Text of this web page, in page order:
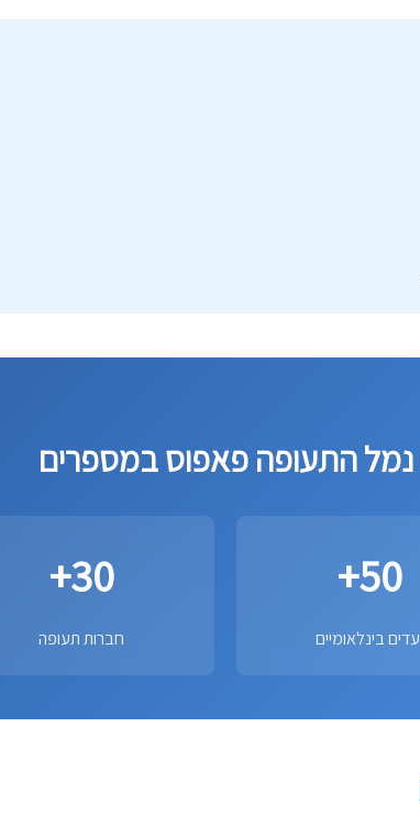
נמל התעופה פאפוס במספרים
50+
בינלאומיים
30+
חברות תעופה